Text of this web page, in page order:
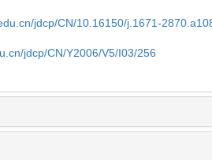
jdcp/CN/10.16150/j.1671-
jdcp/CN/Y2006/V5/I03/256